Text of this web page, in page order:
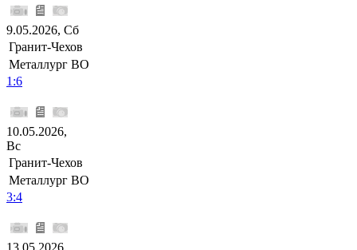
9.05.2026, Сб
Гранит-Чехов
Металлург ВО
1:6
10.05.2026,
Вс
Гранит-Чехов
Металлург ВО
3:4
13.05.2026,